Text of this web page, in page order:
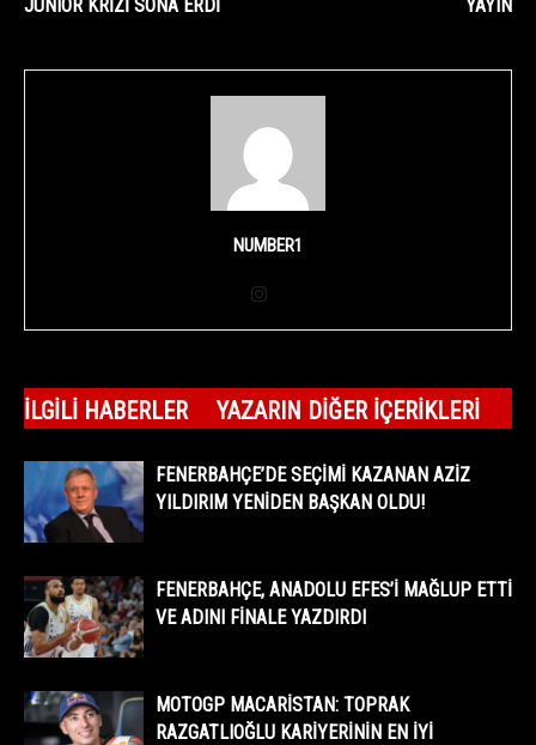
JUNIOR KRİZİ SONA ERDİ YAYIN
NUMBER1
İLGILI HABERLER YAZARIN DIĞER İÇERIKLERI
FENERBAHÇE’DE SEÇIMI KAZANAN AZIZ
YILDIRIM YENIDEN BAŞKAN OLDU!
FENERBAHÇE, ANADOLU EFES’I MAĞLUP ETTI
VE ADINI FINALE YAZDIRDI
MOTOGP MACARISTAN: TOPRAK
RAZGATLIOĞLU KARIYERININ EN IYI